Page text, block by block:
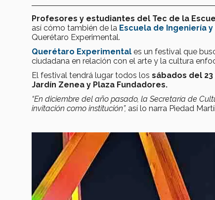
Profesores y estudiantes del Tec de la
así cómo también de la Escuela de Ingeniería
Querétaro Experimental.
Querétaro Experimental es un festival que
ciudadana en relación con el arte y la cultura
El festival tendrá lugar todos los sábados del
Jardín Zenea y Plaza Fundadores.
“En diciembre del año pasado, la Secretaría de
invitación como institución”, así lo narra Piedad